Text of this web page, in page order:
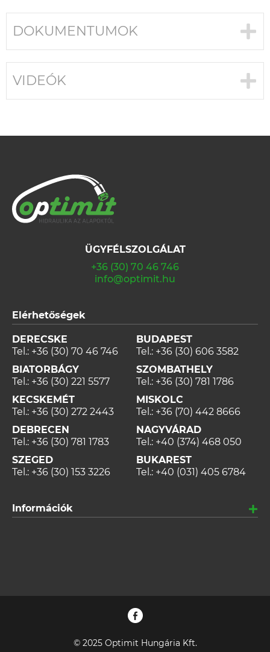
DOKUMENTUMOK
VIDEÓK
ÜGYFÉLSZOLGÁLAT
+36 (30) 70 46 746
info@optimit.hu
Elérhetőségek
DERECSKE
Tel.: +36 (30) 70 46 746
BIATORBÁGY
Tel.: +36 (30) 221 5577
KECSKEMÉT
Tel.: +36 (30) 272 2443
DEBRECEN
Tel.: +36 (30) 781 1783
SZEGED
Tel.: +36 (30) 153 3226
BUDAPEST
Tel.: +36 (30) 606 3582
SZOMBATHELY
Tel.: +36 (30) 781 1786
MISKOLC
Tel.: +36 (70) 442 8666
NAGYVÁRAD
Tel.: +40 (374) 468 050
BUKAREST
Tel.: +40 (031) 405 6784
Információk
© 2025 Optimit Hungária Kft.